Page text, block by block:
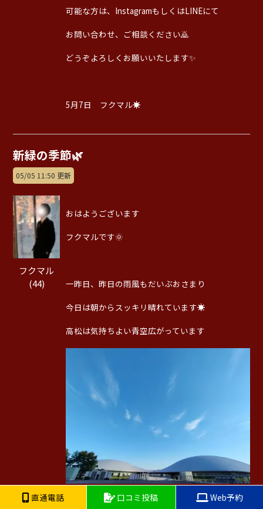
可能な方は、InstagramもしくはLINEにて
お問い合わせ、ご相談ください🙇
どうぞよろしくお願いいたします✨
5月7日 フクマル☀️
新緑の季節🌿
05/05 11:50 更新
フクマル
(44)
おはようございます
フクマルです🌞
一昨日、昨日の雨風もだいぶおさまり
今日は朝からスッキリ晴れています☀️
高松は気持ちよい青空広がっています
たくさんの水分を含んだ植物たちが
直通電話 口コミ投稿 Web予約